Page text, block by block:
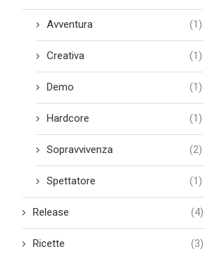
Avventura (1)
Creativa (1)
Demo (1)
Hardcore (1)
Sopravvivenza (2)
Spettatore (1)
Release (4)
Ricette (3)